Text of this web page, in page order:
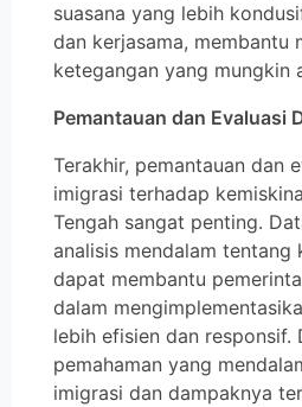
suasana yang lebih
dan kerjasama, membantu
ketegangan yang mungkin
Pemantauan dan Evaluasi
Terakhir, pemantauan dan
imigrasi terhadap
Tengah sangat penting.
analisis mendalam tentang
dapat membantu
dalam
lebih efisien dan responsif.
pemahaman yang
imigrasi dan dampaknya